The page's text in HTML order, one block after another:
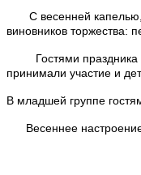
С весенней капелью,
виновников торжества:
Гостями праздника
принимали участие и
В младшей группе
Весеннее настроение,